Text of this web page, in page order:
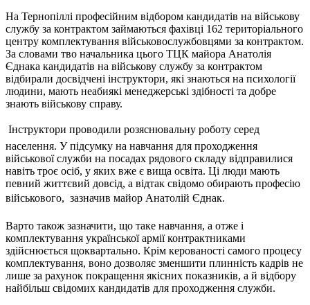
На Тернопіллі професійним відбором кандидатів на військову
службу за контрактом займаються фахівці 162 територіального
центру комплектування військовослужбовцями за контрактом.
За словами тво начальника цього ТЦК майора Анатолія
Єднака кандидатів на військову службу за контрактом
відбирали досвідчені інструктори, які знаються на психології
людини, мають неабиякі менеджерські здібності та добре
знають військову справу.
 Інструктори проводили розяснювальну роботу серед
населення. У підсумку на навчання для проходження
військової служби на посадах рядового складу відправилися
навіть троє осіб, у яких вже є вища освіта. Ці люди мають
певний життєвий довсід, а відтак свідомо обирають професію
військового,  зазначив майор Анатолій Єднак.
Варто також зазначити, що таке навчання, а отже і
комплектування української армії контрактниками
здійснюється щоквартально. Крім керованості самого процесу
комплектування, воно дозволяє зменшити плинність кадрів не
лише за рахунок покращення якісних показників, а й відбору
найбільш свідомих кандидатів для проходження служби.